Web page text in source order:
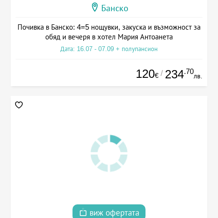
Банско
Почивка в Банско: 4=5 нощувки, закуска и възможност за
обяд и вечеря в хотел Мария Антоанета
Дата: 16.07 - 07.09 + полупансион
120€ / 234.70
лв.
виж офертата